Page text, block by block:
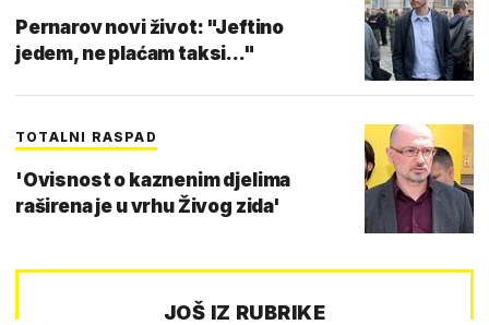
Pernarov novi život: "Jeftino
jedem, ne plaćam taksi..."
TOTALNI RASPAD
'Ovisnost o kaznenim djelima
raširena je u vrhu Živog zida'
JOŠ IZ RUBRIKE